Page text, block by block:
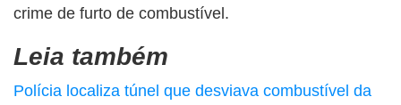
crime de furto de combustível.
Leia também
Polícia localiza túnel que desviava combustível da